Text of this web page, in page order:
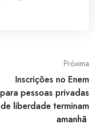
Próxima
Inscrições no Enem
para pessoas privadas
de liberdade terminam
amanhã